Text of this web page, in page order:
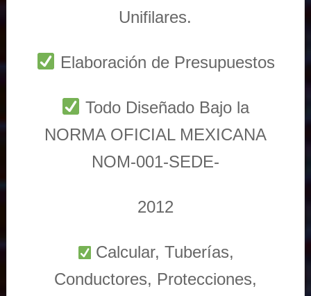
Unifilares.
Elaboración de Presupuestos
Todo Diseñado Bajo la
NORMA OFICIAL MEXICANA
NOM-001-SEDE-
2012
Calcular, Tuberías,
Conductores, Protecciones,